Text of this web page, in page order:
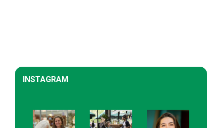
INSTAGRAM